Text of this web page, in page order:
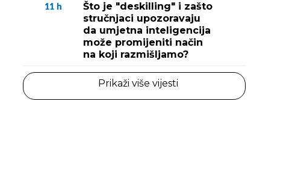
11 h
Što je "deskilling" i zašto
stručnjaci upozoravaju
da umjetna inteligencija
može promijeniti način
na koji razmišljamo?
Prikaži više vijesti